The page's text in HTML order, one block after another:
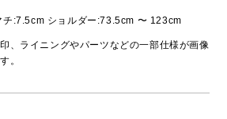
:7.5cm ショルダー:73.5cm 〜 123cm
、ライニングやパーツなどの一部仕様が画像
。